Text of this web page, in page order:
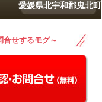
愛媛県北宇和郡鬼北町
合せするモグ～